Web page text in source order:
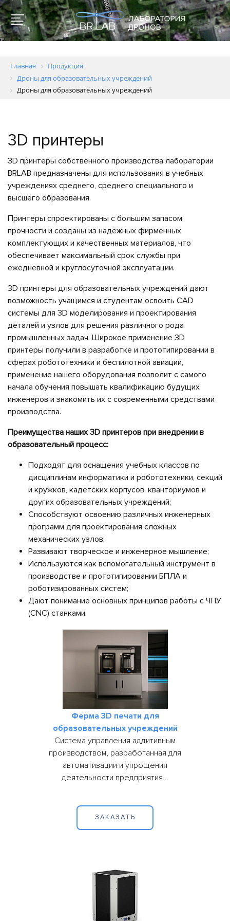
учреждений
Геодезия
и
картография
Пожаротушение
Полиция
Поиск
и
спасение
хозяйство
Инспекция
линий
электропередач
Мониторинг
трубопроводов
Мониторинг
окружающей
среды
дроны
обеспечение
Полезная
нагрузка
Принтеры
Портативные
электростанции
Вспомогательное
оборудование
Потребительские
дроны
Симуляторы
Главная
Продукция
Дроны для образовательных учреждений
Дроны для образовательных учреждений
3D принтеры
3D принтеры собственного производства лаборатории
BRLAB предназначены для использования в учебных
учреждениях среднего, среднего специального и
высшего образования.
Принтеры спроектированы с большим запасом
прочности и созданы из надёжных фирменных
комплектующих и качественных материалов, что
обеспечивает максимальный срок службы при
ежедневной и круглосуточной эксплуатации.
3D принтеры для образовательных учреждений дают
возможность учащимся и студентам освоить CAD
системы для 3D моделирования и проектирования
деталей и узлов для решения различного рода
промышленных задач. Широкое применение 3D
принтеры получили в разработке и прототипировании в
сферах робототехники и беспилотной авиации,
применение нашего оборудования позволит с самого
начала обучения повышать квалификацию будущих
инженеров и знакомить их с современными средствами
производства.
Преимущества наших 3D принтеров при внедрении в
образовательный процесс:
Подходят для оснащения учебных классов по
дисциплинам информатики и робототехники, секций
и кружков, кадетских корпусов, кванториумов и
других образовательных учреждений;
Способствуют освоению различных инженерных
программ для проектирования сложных
механических узлов;
Развивают творческое и инженерное мышление;
Используются как вспомогательный инструмент в
производстве и прототипировании БПЛА и
роботизированных систем;
Дают понимание основных принципов работы с ЧПУ
(CNC) станками.
Ферма 3D печати для
образовательных учреждений
Система управления аддитивным
производством, разработанная для
автоматизации и упрощения
деятельности предприятия...
ЗАКАЗАТЬ